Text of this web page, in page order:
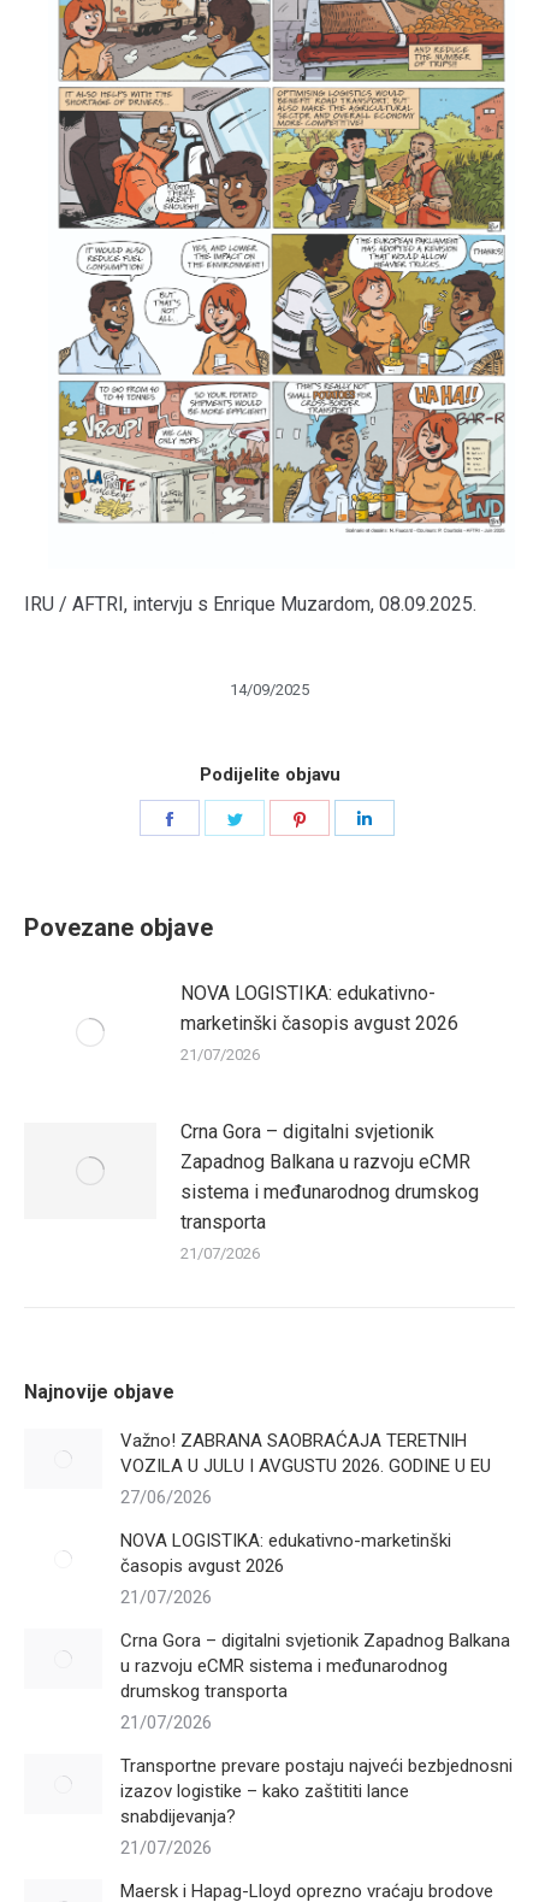
IRU / AFTRI, intervju s Enrique Muzardom, 08.09.2025.
14/09/2025
Podijelite objavu
Povezane objave
NOVA LOGISTIKA: edukativno-
marketinški časopis avgust 2026
21/07/2026
Crna Gora – digitalni svjetionik
Zapadnog Balkana u razvoju eCMR
sistema i međunarodnog drumskog
transporta
21/07/2026
Najnovije objave
Važno! ZABRANA SAOBRAĆAJA TERETNIH
VOZILA U JULU I AVGUSTU 2026. GODINE U EU
27/06/2026
NOVA LOGISTIKA: edukativno-marketinški
časopis avgust 2026
21/07/2026
Crna Gora – digitalni svjetionik Zapadnog Balkana
u razvoju eCMR sistema i međunarodnog
drumskog transporta
21/07/2026
Transportne prevare postaju najveći bezbjednosni
izazov logistike – kako zaštititi lance
snabdijevanja?
21/07/2026
Maersk i Hapag-Lloyd oprezno vraćaju brodove